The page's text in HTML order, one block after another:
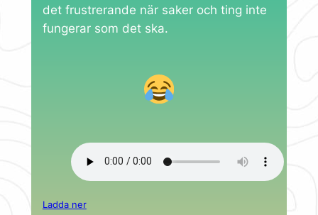
det frustrerande när saker och ting inte
fungerar som det ska.
Ladda ner